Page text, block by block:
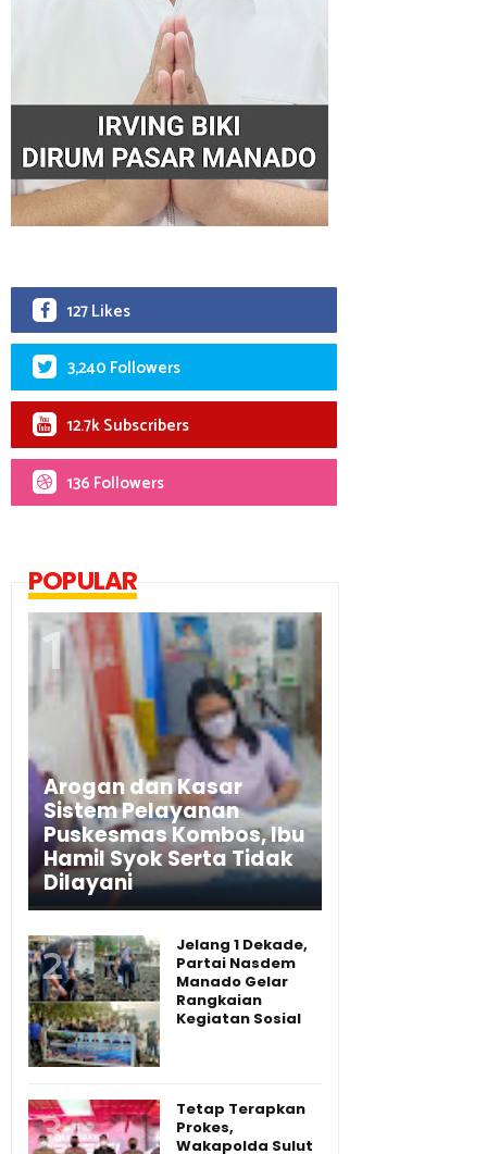
127 Likes
3,240 Followers
12.7k Subscribers
136 Followers
POPULAR
Arogan dan Kasar
Sistem Pelayanan
Puskesmas Kombos, Ibu
Hamil Syok Serta Tidak
Dilayani
Jelang 1 Dekade,
Partai Nasdem
Manado Gelar
Rangkaian
Kegiatan Sosial
Tetap Terapkan
Prokes,
Wakapolda Sulut